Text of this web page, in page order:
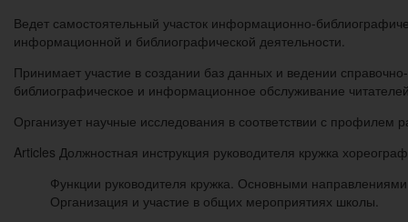
Ведет самостоятельный участок информационно-
информационной и библиографической деятельности.
Принимает участие в создании баз данных и ведении
библиографическое и информационное обслуживание
Организует научные исследования в соответствии с профилем
Articles Должностная инструкция руководителя кружка
Функции руководителя кружка. Основными
Организация и участие в общих мероприятиях школы.